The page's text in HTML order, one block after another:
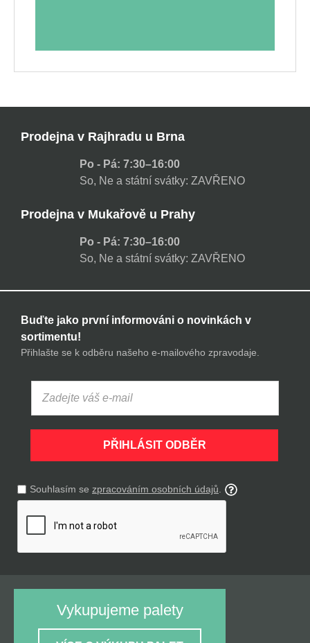
Prodejna v Rajhradu u Brna
Po - Pá: 7:30–16:00
So, Ne a státní svátky: ZAVŘENO
Prodejna v Mukařově u Prahy
Po - Pá: 7:30–16:00
So, Ne a státní svátky: ZAVŘENO
Buďte jako první informováni o novinkách v
sortimentu!
Přihlašte se k odběru našeho e-mailového zpravodaje.
PŘIHLÁSIT ODBĚR
Souhlasím se zpracováním osobních údajů.
Vykupujeme palety